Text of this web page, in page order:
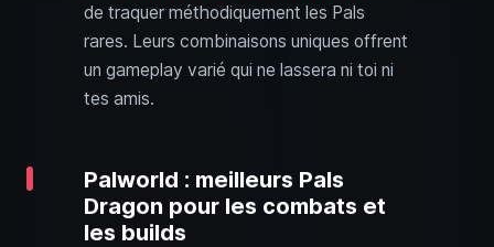
de traquer méthodiquement les Pals
rares. Leurs combinaisons uniques offrent
un gameplay varié qui ne lassera ni toi ni
tes amis.
Palworld : meilleurs Pals
Dragon pour les combats et
les builds